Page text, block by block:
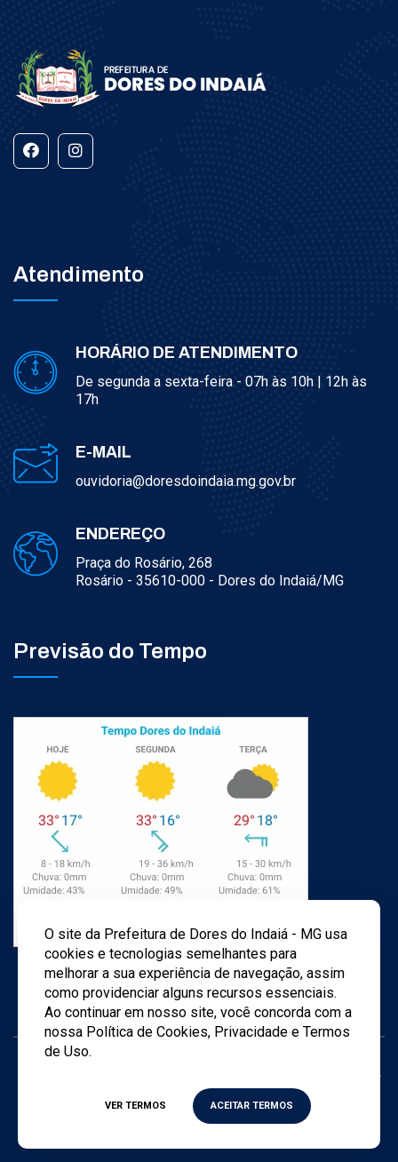
Atendimento
HORÁRIO DE ATENDIMENTO
De segunda a sexta-feira - 07h às 10h | 12h às
17h
E-MAIL
ouvidoria@doresdoindaia.mg.gov.br
ENDEREÇO
Praça do Rosário, 268
Rosário - 35610-000 - Dores do Indaiá/MG
Previsão do Tempo
Agência
TWD
O site da Prefeitura de Dores do Indaiá - MG usa
cookies e tecnologias semelhantes para
melhorar a sua experiência de navegação, assim
como providenciar alguns recursos essenciais.
Ao continuar em nosso site, você concorda com a
nossa Política de Cookies, Privacidade e Termos
de Uso.
VER TERMOS ACEITAR TERMOS